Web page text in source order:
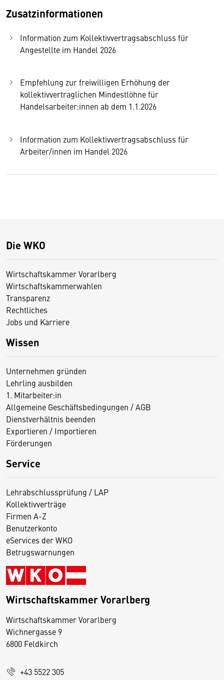
Zusatzinformationen
Information zum Kollektivvertragsabschluss für
Angestellte im Handel 2026
Empfehlung zur freiwilligen Erhöhung der
kollektivvertraglichen Mindestlöhne für
Handelsarbeiter:innen ab dem 1.1.2026
Information zum Kollektivvertragsabschluss für
Arbeiter/innen im Handel 2026
Die WKO
Wirtschaftskammer Vorarlberg
Wirtschaftskammerwahlen
Transparenz
Rechtliches
Jobs und Karriere
Wissen
Unternehmen gründen
Lehrling ausbilden
1. Mitarbeiter:in
Allgemeine Geschäftsbedingungen / AGB
Dienstverhältnis beenden
Exportieren / Importieren
Förderungen
Service
Lehrabschlussprüfung / LAP
Kollektivverträge
Firmen A-Z
Benutzerkonto
eServices der WKO
Betrugswarnungen
Wirtschaftskammer Vorarlberg
Wirtschaftskammer Vorarlberg
Wichnergasse 9
6800 Feldkirch
+43 5522 305
D
i
e
e